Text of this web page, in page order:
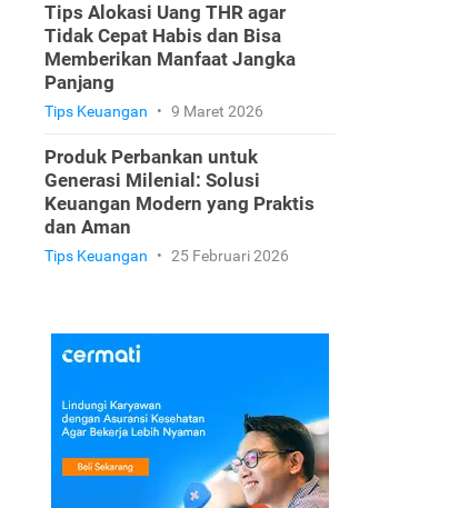
Tips Alokasi Uang THR agar
Tidak Cepat Habis dan Bisa
Memberikan Manfaat Jangka
Panjang
Tips Keuangan • 9 Maret 2026
Produk Perbankan untuk
Generasi Milenial: Solusi
Keuangan Modern yang Praktis
dan Aman
Tips Keuangan • 25 Februari 2026